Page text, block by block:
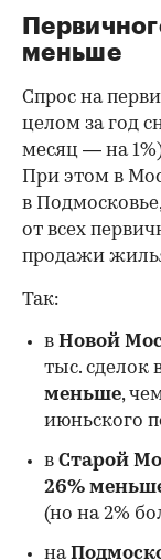
меньше
Спрос на
целом за год
месяц — на
При этом в
в
от всех
продажи
Так:
в Новой
тыс. сделок
меньше,
июньского
в Старой
26%
(но на 2%
на